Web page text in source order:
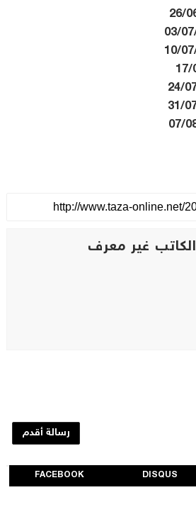
الكاتب غير معرف
رسالة أقدم
DISQUS
FACEBOOK